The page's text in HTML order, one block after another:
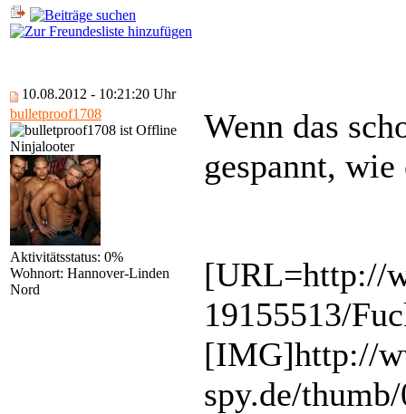
10.08.2012 - 10:21:20 Uhr
bulletproof1708
Ninjalooter
Aktivitätsstatus: 0%
Wohnort: Hannover-Linden
Nord
Wenn das
gespannt,
[URL=http://
19155513/
[IMG]http://
spy.de/